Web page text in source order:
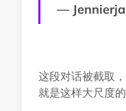
—
这段对话被截取
就是这样大尺度